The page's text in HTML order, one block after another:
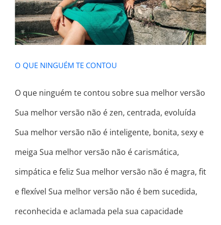
O QUE NINGUÉM TE CONTOU
O que ninguém te contou sobre sua melhor versão
Sua melhor versão não é zen, centrada, evoluída
Sua melhor versão não é inteligente, bonita, sexy e
meiga Sua melhor versão não é carismática,
simpática e feliz Sua melhor versão não é magra, fit
e flexível Sua melhor versão não é bem sucedida,
reconhecida e aclamada pela sua capacidade